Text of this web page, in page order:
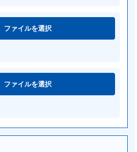
ファイルを選択
ファイルを選択